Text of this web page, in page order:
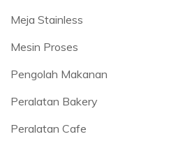
Meja Stainless
Mesin Proses
Pengolah Makanan
Peralatan Bakery
Peralatan Cafe